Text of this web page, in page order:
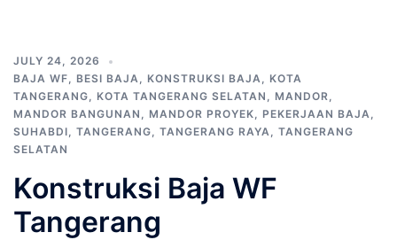
JULY 24, 2026
BAJA WF, BESI BAJA, KONSTRUKSI BAJA, KOTA
TANGERANG, KOTA TANGERANG SELATAN , MANDOR,
MANDOR BANGUNAN , MANDOR PROYEK, PEKERJAAN BAJA,
SUHABDI, TANGERANG, TANGERANG RAYA, TANGERANG
SELATAN
Konstruksi Baja WF
Tangerang